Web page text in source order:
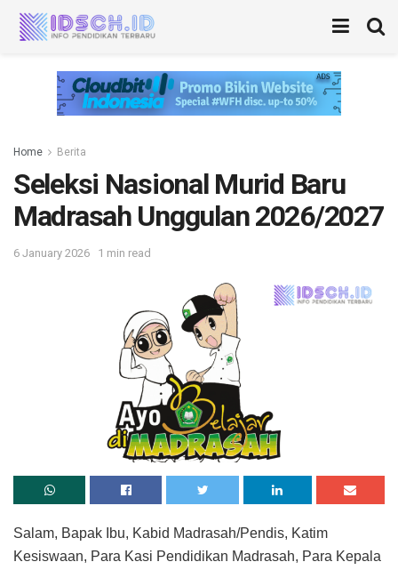
Home Berita
Seleksi Nasional Murid Baru
Madrasah Unggulan 2026/2027
6 January 2026 1 min read
Salam, Bapak Ibu, Kabid Madrasah/Pendis, Katim
Kesiswaan, Para Kasi Pendidikan Madrasah, Para Kepala